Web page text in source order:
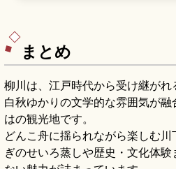
まとめ
柳川は、江戸時代から受け継が
白秋ゆかりの文学的な雰囲気が
はの観光地です。
どんこ舟に揺られながら楽しむ
ぎのせいろ蒸しや歴史・文化体